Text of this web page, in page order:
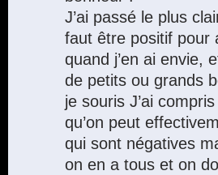
J’ai passé le plus
faut être positif pour
quand j’en ai envie,
de petits ou grands
je souris J’ai
qu’on peut
qui sont négatives
on en a tous et on